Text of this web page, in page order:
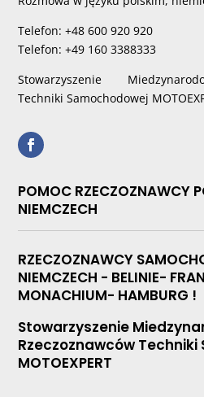
Telefon: +48 600 920 920
Telefon: +49 160 3388333
Stowarzyszenie
Techniki Samochodowej
POMOC RZECZOZNAWCY
NIEMCZECH
RZECZOZNAWCY
NIEMCZECH - BELINIE-
MONACHIUM- HAMBURG !
Stowarzyszenie
Rzeczoznawców
MOTOEXPERT